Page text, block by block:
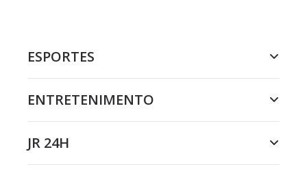
ESPORTES
ENTRETENIMENTO
JR 24H